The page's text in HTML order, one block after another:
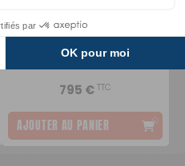
Thetford
Comparer
795 €TTC
AJOUTER AU PANIER